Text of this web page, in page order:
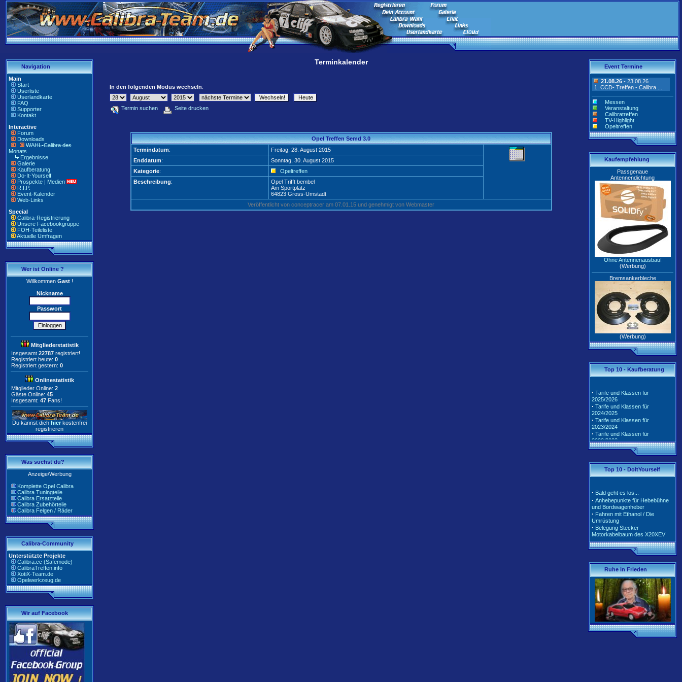
Navigation
Main
Start
Userliste
Userlandkarte
FAQ
Supporter
Kontakt
Interactive
Forum
Downloads
WAHL-Calibra des
Monats
Ergebnisse
Galerie
Kaufberatung
Do-It-Yourself
Prospekte | Medien
R.I.P.
Event-Kalender
Web-Links
Special
Calibra-Registrierung
Unsere Facebookgruppe
FOH-Teileliste
Aktuelle Umfragen
Wer ist Online ?
WillkommenGast!
Nickname
Passwort
Mitgliederstatistik
Insgesamt 22787 registriert!
Registriert heute: 0
Registriert gestern: 0
Onlinestatistik
Mitglieder Online: 2
Gäste Online: 45
Insgesamt: 47 Fans!
Du kannst dich hier kostenfrei
registrieren
Was suchst du?
Anzeige/Werbung
Komplette Opel Calibra
Calibra Tuningteile
Calibra Ersatzteile
Calibra Zubehörteile
Calibra Felgen / Räder
Calibra-Community
Unterstützte Projekte
Calibra.cc (Safemode)
CalibraTreffen.info
XotiX-Team.de
Opelwerkzeug.de
Wir auf Facebook
Terminkalender
In den folgenden Modus wechseln:
Termin suchen Seite drucken
Opel Treffen Semd 3.0
Termindatum:
Freitag, 28. August 2015
Enddatum:
Sonntag, 30. August 2015
Kategorie:
Opeltreffen
Beschreibung:
Opel Trifft bembel
Am Sportplatz
64823 Gross-Umstadt
Veröffentlicht von conceptracer am 07.01.15 und genehmigt von Webmaster
Event Termine
21.08.26 - 23.08.26
1. CCD- Treffen - Calibra ...
Messen
Veranstaltung
Calibratreffen
TV-Highlight
Opeltreffen
Kaufempfehlung
Passgenaue
Antennendichtung
Ohne Antennenausbau!
(Werbung)
Bremsankerbleche
(Werbung)
Top 10 - Kaufberatung
2025/2026
· Tarife und Klassen für
2024/2025
· Tarife und Klassen für
2023/2024
· Tarife und Klassen für
2022/2023
· Tarife und Klassen für
2021/2022
· Tarife und Klassen für
2020/2021
· Tarife und Klassen für
· Tarife und Klassen für
2017/2018
· Unterschiedliche Software der
Motorsteuerung inkl. Teile-Nr.
Top 10 - DoItYourself
· Anhebepunkte für Hebebühne
und Bordwagenheber
· Fahren mit Ethanol / Die
Umrüstung
· Belegung Stecker
Motorkabelbaum des X20XEV
· Radlagerwechsel an der
Calibra 4x4 - Hinterachse
· Gerissene Krümmer beim
X20XEV- Ursache und Abhilfe
· Klimaanlage - So wird richtig
befüllt
· Anleitung zum Ausbau der
Pendelstütze (Querlenker/Stabi-
Bereich)
Anleitung zum Umbau des
Lenkrads auf das Corsa-B-
Facelift Modell
Anleitung zur Beleuchtung des
Schiebedachschalters mit LED
Ruhe in Frieden